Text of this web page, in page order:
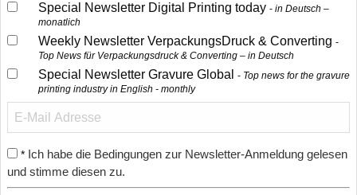
Special Newsletter Digital Printing today
in Deutsch –
monatlich
Weekly Newsletter VerpackungsDruck & Converting
Top News für Verpackungsdruck & Converting – in Deutsch
Special Newsletter Gravure Global
Top news for the gravure
printing industry in English - monthly
* Ich habe die Bedingungen zur Newsletter-Anmeldung gelesen
und stimme diesen zu.